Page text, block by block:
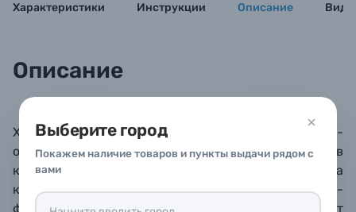
Выберите город
Покажем наличие товаров и пункты выдачи рядом с
вами
Характеристики Инструкции Описание
Описание
XF 30mm f/2.8 R LM WR Macro – компактный макро-
объектив, который также может использоваться в
качестве портретного, жанрового или объектива на
каждый день. Фокусное расстояние с учетом кроп-
фактора стандартное: 45 мм, что создает